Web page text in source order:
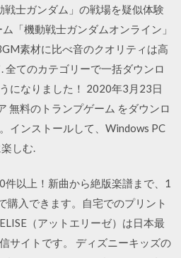
戦士ガンダム」の戦場を疑似体験
「機動戦士ガンダムオンライン」
素材に比べ音のクオリティは高
全てのカテゴリーで一括ダウンロ
になりました！ 2020年3月23日
無料のトランプゲーム をダウンロ
インストールして、Windows PC
しむ.
以上！新曲から絶版楽譜まで、1
購入できます。自宅でのプリント
（アットエリーゼ）は日本最
サイトです。 ディズニーキッズの